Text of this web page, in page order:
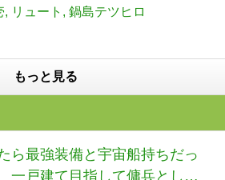
きたい 11 (MFC)
リュート 鍋島テツヒロ
もっと見る
ら最強装備と宇宙船持ちだっ
一戸建て目指して傭兵として